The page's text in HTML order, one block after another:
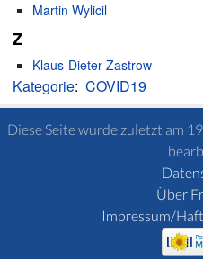
Martin Wylicil
Z
Klaus-Dieter Zastrow
Kategorie: COVID19
Diese Seite wurde zuletzt am
Über
Impressum/